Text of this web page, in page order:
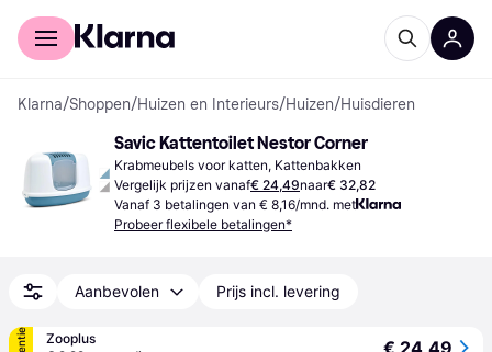
Voor shoppers
Klarna/Shoppen/Huizen en Interieurs/Huizen/Huisdieren
Savic Kattentoilet Nestor Corner
Krabmeubels voor katten, Kattenbakken
Vergelijk prijzen vanaf€ 24,49naar€ 32,82
Vanaf 3 betalingen van € 8,16/mnd. met
Probeer flexibele betalingen*
Aanbevolen Prijs incl. levering
Zooplus
€ 24,49